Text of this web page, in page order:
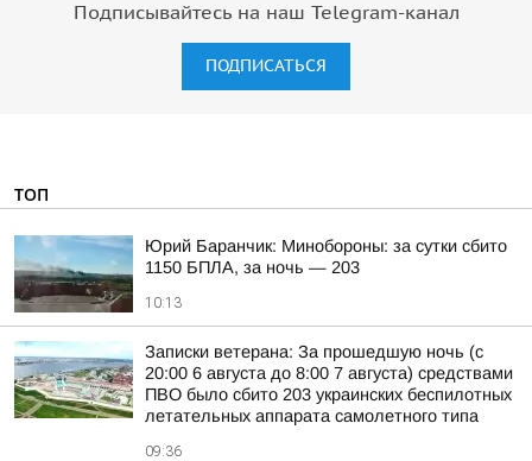
Подписывайтесь на наш Telegram-канал
ПОДПИСАТЬСЯ
ТОП
Юрий Баранчик: Минобороны: за сутки сбито
1150 БПЛА, за ночь — 203
10:13
Записки ветерана: За прошедшую ночь (с
20:00 6 августа до 8:00 7 августа) средствами
ПВО было сбито 203 украинских беспилотных
летательных аппарата самолетного типа
09:36